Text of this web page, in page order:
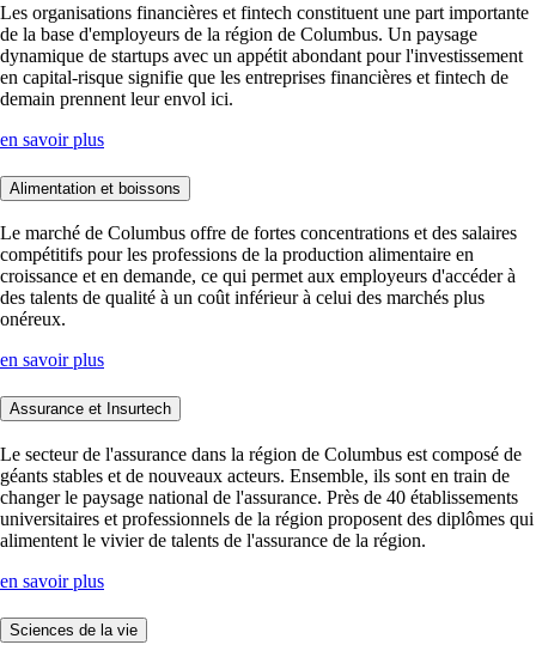
Les organisations financières et fintech constituent une part importante
de la base d'employeurs de la région de Columbus. Un paysage
dynamique de startups avec un appétit abondant pour l'investissement
en capital-risque signifie que les entreprises financières et fintech de
demain prennent leur envol ici.
en savoir plus
Alimentation et boissons
Le marché de Columbus offre de fortes concentrations et des salaires
compétitifs pour les professions de la production alimentaire en
croissance et en demande, ce qui permet aux employeurs d'accéder à
des talents de qualité à un coût inférieur à celui des marchés plus
onéreux.
en savoir plus
Assurance et Insurtech
Le secteur de l'assurance dans la région de Columbus est composé de
géants stables et de nouveaux acteurs. Ensemble, ils sont en train de
changer le paysage national de l'assurance. Près de 40 établissements
universitaires et professionnels de la région proposent des diplômes qui
alimentent le vivier de talents de l'assurance de la région.
en savoir plus
Sciences de la vie